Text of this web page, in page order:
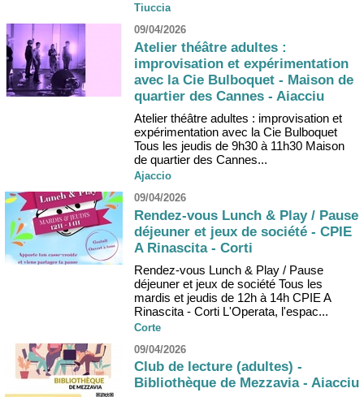
Tiuccia
09/04/2026
Atelier théâtre adultes :
improvisation et expérimentation
avec la Cie Bulboquet - Maison de
quartier des Cannes - Aiacciu
Atelier théâtre adultes : improvisation et
expérimentation avec la Cie Bulboquet
Tous les jeudis de 9h30 à 11h30 Maison
de quartier des Cannes...
Ajaccio
09/04/2026
Rendez-vous Lunch & Play / Pause
déjeuner et jeux de société - CPIE
A Rinascita - Corti
Rendez-vous Lunch & Play / Pause
déjeuner et jeux de société Tous les
mardis et jeudis de 12h à 14h CPIE A
Rinascita - Corti L'Operata, l'espac...
Corte
09/04/2026
Club de lecture (adultes) -
Bibliothèque de Mezzavia - Aiacciu